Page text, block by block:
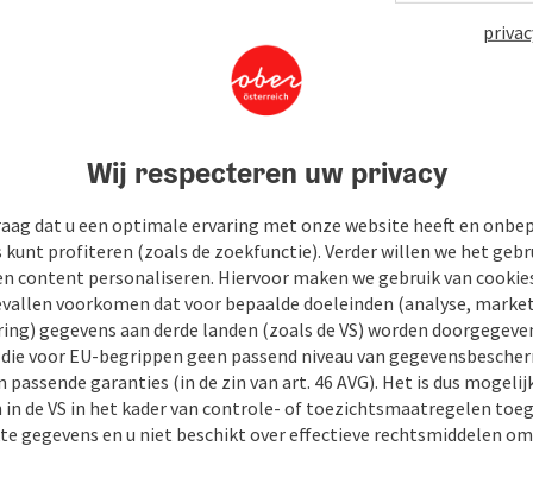
Wij respecteren uw privacy
dat u een optimale ervaring met onze website heeft en
profiteren (zoals de zoekfunctie). Verder willen we het
content personaliseren. Hiervoor maken we gebruik van
voorkomen dat voor bepaalde doeleinden (analyse,
gegevens aan derde landen (zoals de VS) worden
die voor EU-begrippen geen passend niveau van
passende garanties (in de zin van art. 46 AVG). Het is dus
de VS in het kader van controle- of toezichtsmaatregelen
gegevens en u niet beschikt over effectieve rechtsmiddelen